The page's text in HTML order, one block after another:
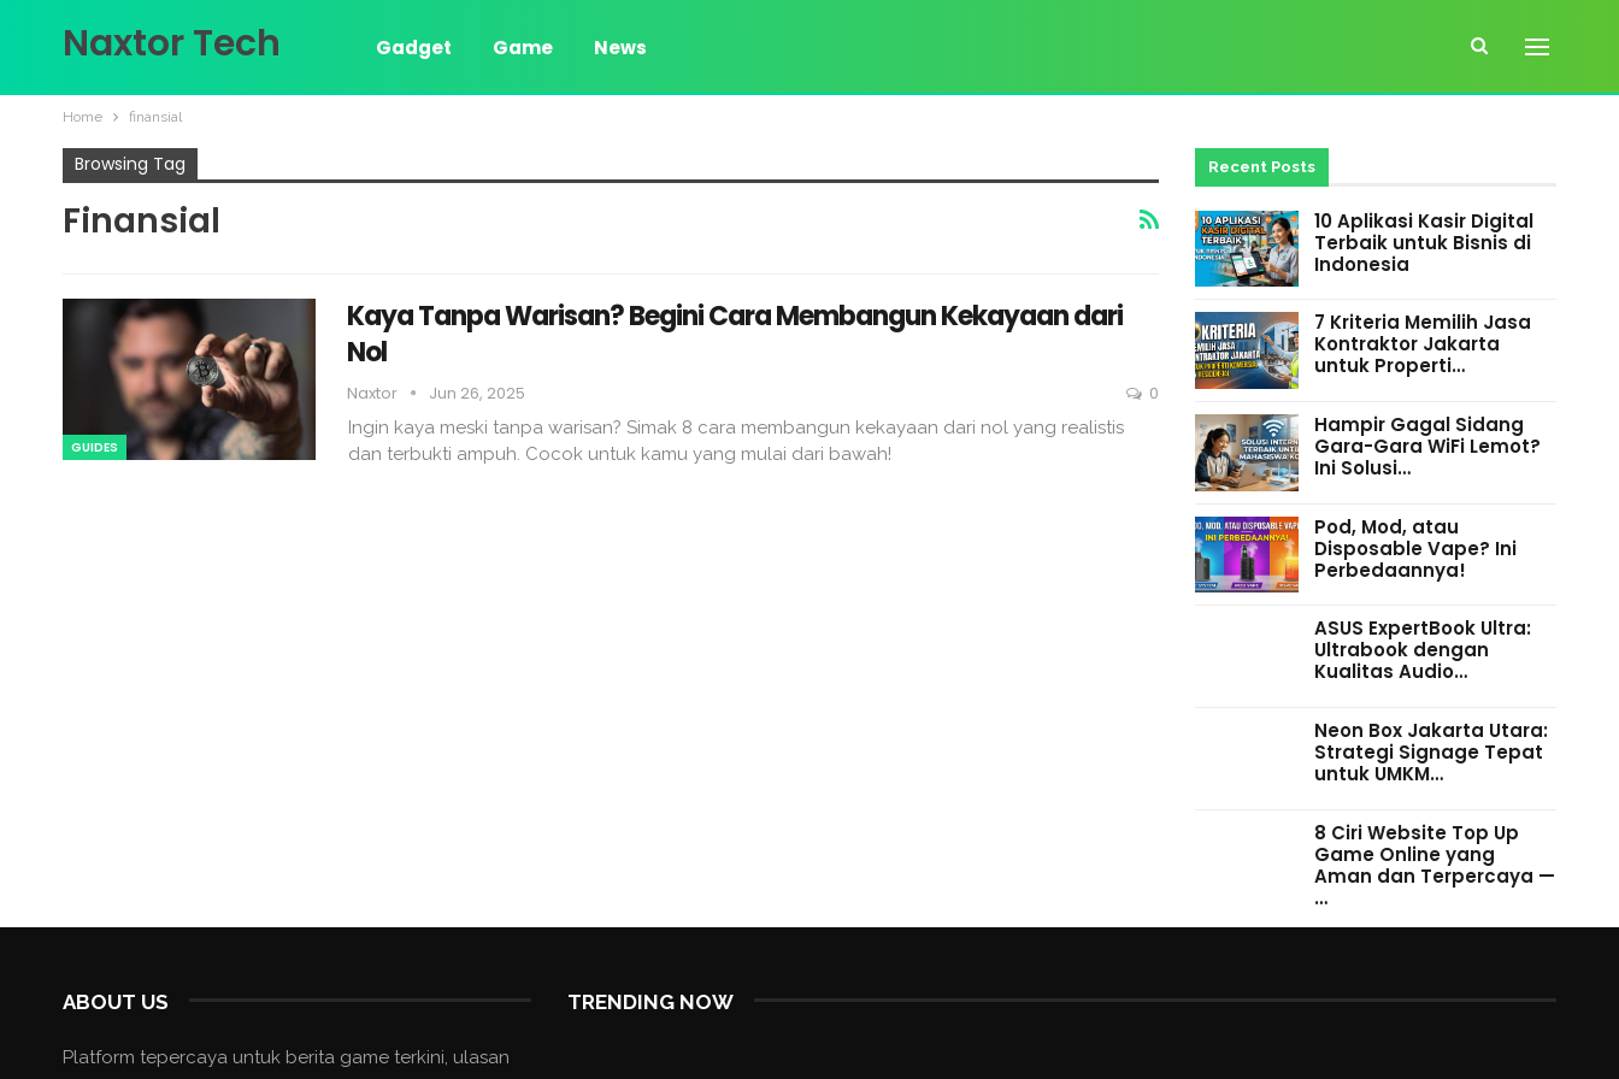
Naxtor Tech Gadget Game News
Home finansial
Browsing Tag
Finansial
GUIDES
Kaya Tanpa Warisan? Begini Cara Membangun Kekayaan dari
Nol
Naxtor Jun 26, 2025 0
Ingin kaya meski tanpa warisan? Simak 8 cara membangun kekayaan dari nol yang realistis
dan terbukti ampuh. Cocok untuk kamu yang mulai dari bawah!
Recent Posts
10 Aplikasi Kasir Digital
Terbaik untuk Bisnis di
Indonesia
7 Kriteria Memilih Jasa
Kontraktor Jakarta
untuk Properti…
Hampir Gagal Sidang
Gara-Gara WiFi Lemot?
Ini Solusi…
Pod, Mod, atau
Disposable Vape? Ini
Perbedaannya!
ASUS ExpertBook Ultra:
Ultrabook dengan
Kualitas Audio…
Neon Box Jakarta Utara:
Strategi Signage Tepat
untuk UMKM…
8 Ciri Website Top Up
Game Online yang
Aman dan Terpercaya —
…
ABOUT US
Platform tepercaya untuk berita game terkini, ulasan
TRENDING NOW